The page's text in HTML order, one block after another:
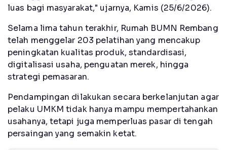
luas bagi masyarakat," ujarnya, Kamis (25/6/2026).
Selama lima tahun terakhir, Rumah BUMN Rembang
telah menggelar 203 pelatihan yang mencakup
peningkatan kualitas produk, standardisasi,
digitalisasi usaha, penguatan merek, hingga
strategi pemasaran.
Pendampingan dilakukan secara berkelanjutan agar
pelaku UMKM tidak hanya mampu mempertahankan
usahanya, tetapi juga memperluas pasar di tengah
persaingan yang semakin ketat.